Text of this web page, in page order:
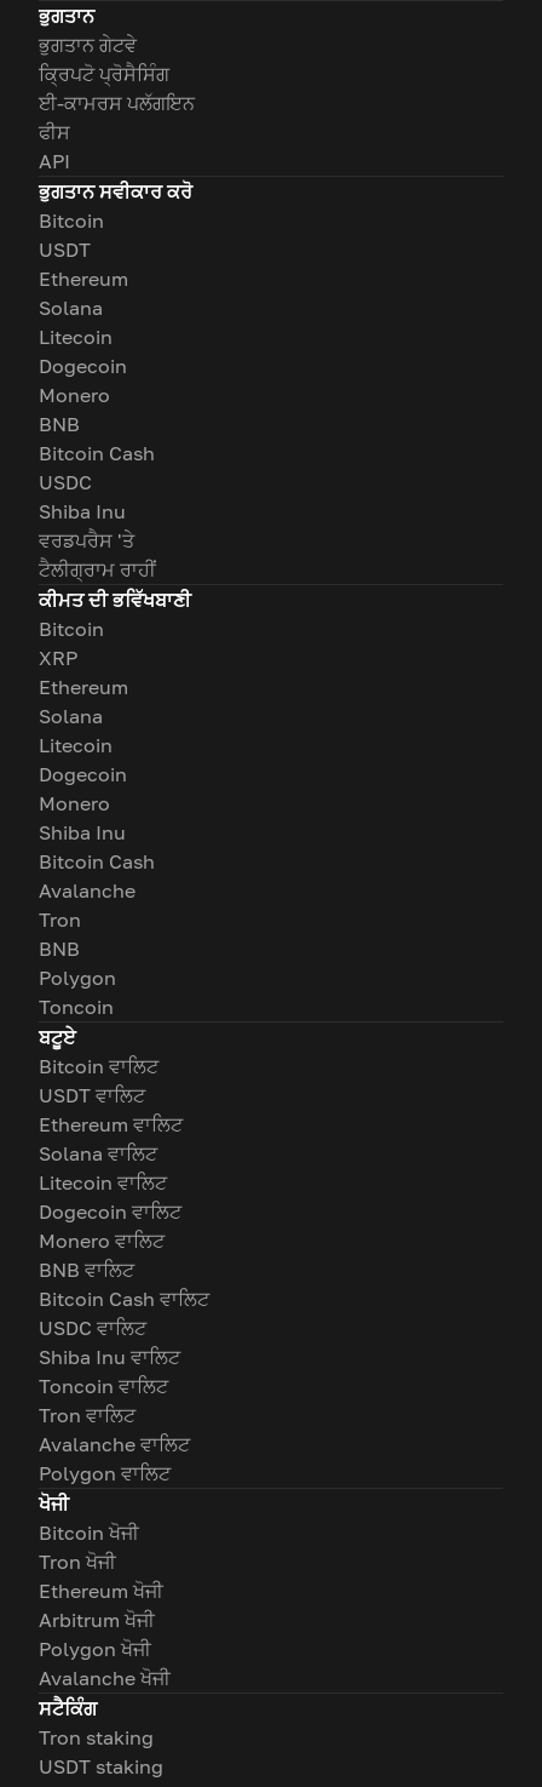
ਭੁਗਤਾਨ
ਭੁਗਤਾਨ ਗੇਟਵੇ
ਕ੍ਰਿਪਟੋ ਪ੍ਰੋਸੈਸਿੰਗ
ਈ-ਕਾਮਰਸ ਪਲੱਗਇਨ
ਫੀਸ
API
ਭੁਗਤਾਨ ਸਵੀਕਾਰ ਕਰੋ
Bitcoin
USDT
Ethereum
Solana
Litecoin
Dogecoin
Monero
BNB
Bitcoin Cash
USDC
Shiba Inu
ਵਰਡਪਰੈਸ 'ਤੇ
ਟੈਲੀਗ੍ਰਾਮ ਰਾਹੀਂ
ਕੀਮਤ ਦੀ ਭਵਿੱਖਬਾਣੀ
Bitcoin
XRP
Ethereum
Solana
Litecoin
Dogecoin
Monero
Shiba Inu
Bitcoin Cash
Avalanche
Tron
BNB
Polygon
Toncoin
ਬਟੂਏ
Bitcoin ਵਾਲਿਟ
USDT ਵਾਲਿਟ
Ethereum ਵਾਲਿਟ
Solana ਵਾਲਿਟ
Litecoin ਵਾਲਿਟ
Dogecoin ਵਾਲਿਟ
Monero ਵਾਲਿਟ
BNB ਵਾਲਿਟ
Bitcoin Cash ਵਾਲਿਟ
USDC ਵਾਲਿਟ
Shiba Inu ਵਾਲਿਟ
Toncoin ਵਾਲਿਟ
Tron ਵਾਲਿਟ
Avalanche ਵਾਲਿਟ
Polygon ਵਾਲਿਟ
ਖੋਜੀ
Bitcoin ਖੋਜੀ
Tron ਖੋਜੀ
Ethereum ਖੋਜੀ
Arbitrum ਖੋਜੀ
Polygon ਖੋਜੀ
Avalanche ਖੋਜੀ
ਸਟੈਕਿੰਗ
Tron staking
USDT staking